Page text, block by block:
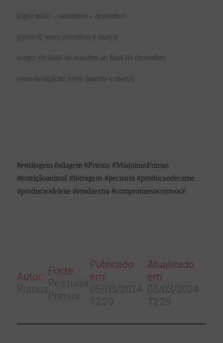
trigo: maio – setembro – dezembro
girassol: entre setembro e março
sorgo: do final de outubro ao final de dezembro
cana-de-açúcar: entre janeiro e março
#ensilagem #silagem #Primus #MáquinasPrimus
#nutriçãoanimal #forragens #pecuaria #producaodecarne
#producaodeleite #rendaextra #compromissocomvocê
Autor:
Primus
Fonte:
Pesquisa
Primus
Publicado
em:
05/03/2024
12:29
Atualizado
em:
05/03/2024
12:29